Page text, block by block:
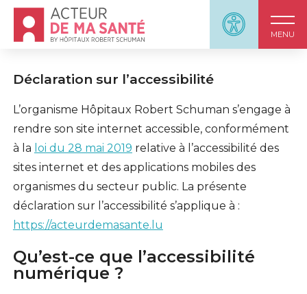
Panneau
MENU
Accueil - Acteur de ma santé, by HôpitauxRobert
Déclaration sur l’accessibilité
L’organisme Hôpitaux Robert Schuman s’engage à
rendre son site internet accessible, conformément
à la loi du 28 mai 2019 relative à l’accessibilité des
sites internet et des applications mobiles des
organismes du secteur public. La présente
déclaration sur l’accessibilité s’applique à :
https://acteurdemasante.lu
Qu’est-ce que l’accessibilité
numérique ?